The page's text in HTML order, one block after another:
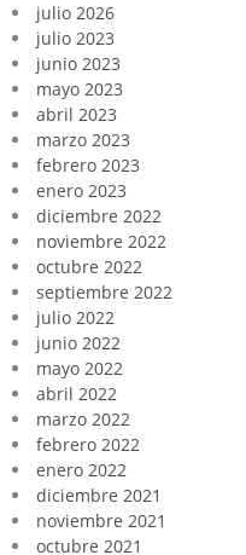
julio 2026
julio 2023
junio 2023
mayo 2023
abril 2023
marzo 2023
febrero 2023
enero 2023
diciembre 2022
noviembre 2022
octubre 2022
septiembre 2022
julio 2022
junio 2022
mayo 2022
abril 2022
marzo 2022
febrero 2022
enero 2022
diciembre 2021
noviembre 2021
octubre 2021